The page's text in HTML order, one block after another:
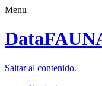
Menu
Saltar al contenido.